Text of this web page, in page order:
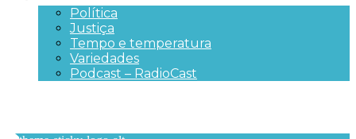
Política
Justiça
Tempo e temperatura
Variedades
Podcast – RadioCast